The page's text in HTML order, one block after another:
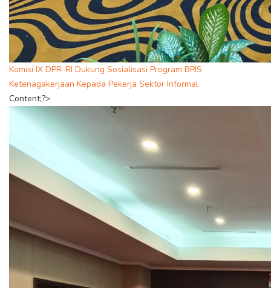
Komisi IX DPR-RI Dukung Sosialisasi Program BPJS
Ketenagakerjaan Kepada Pekerja Sektor Informal
Content;?>